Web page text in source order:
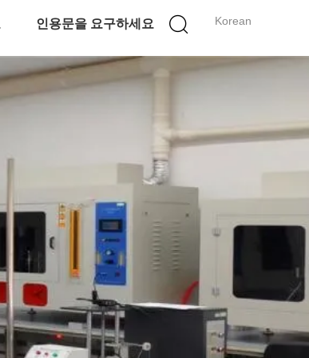
Korean
인용문을 요구하세요